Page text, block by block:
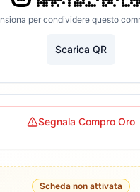
per condividere questo
Scarica QR
Segnala Compro Oro
Scheda non attivata